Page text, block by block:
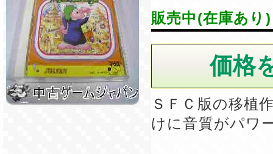
販売中(在庫あり)
ＳＦＣ版の移植
けに音質がパワ